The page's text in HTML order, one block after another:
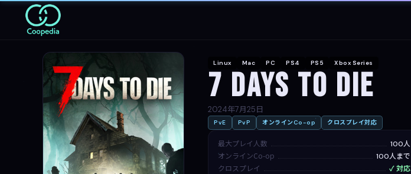
Linux Mac PC PS4 PS5 Xbox Series
7 Days to Die
2024年7月25日
PvE PvP オンラインCo-op クロスプレイ対応
最大プレイ人数 100人
オンラインCo-op 100人まで
クロスプレイ ✓ 対応